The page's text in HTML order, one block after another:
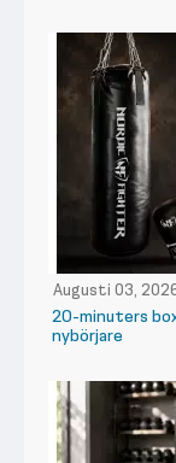
Augusti 03,
20-minuters
nybörjare